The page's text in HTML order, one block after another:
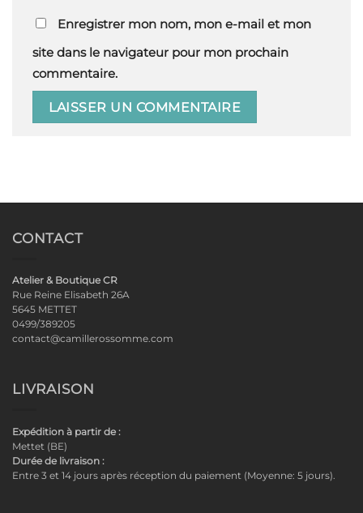
Enregistrer mon nom, mon e-mail et mon
site dans le navigateur pour mon prochain
commentaire.
CONTACT
Atelier & Boutique CR
Rue Reine Elisabeth 26A
5645 METTET
0499/389205
contact@camillerossomme.com
LIVRAISON
Expédition à partir de :
Mettet (BE)
Durée de livraison :
Entre 3 et 14 jours après réception du paiement (Moyenne: 5 jours).